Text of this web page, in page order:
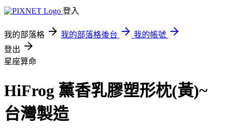
登入
我的部落格 我的部落格後台
我的帳號
登出
星座算命
HiFrog 薰香乳膠塑形枕(黃)~
台灣製造